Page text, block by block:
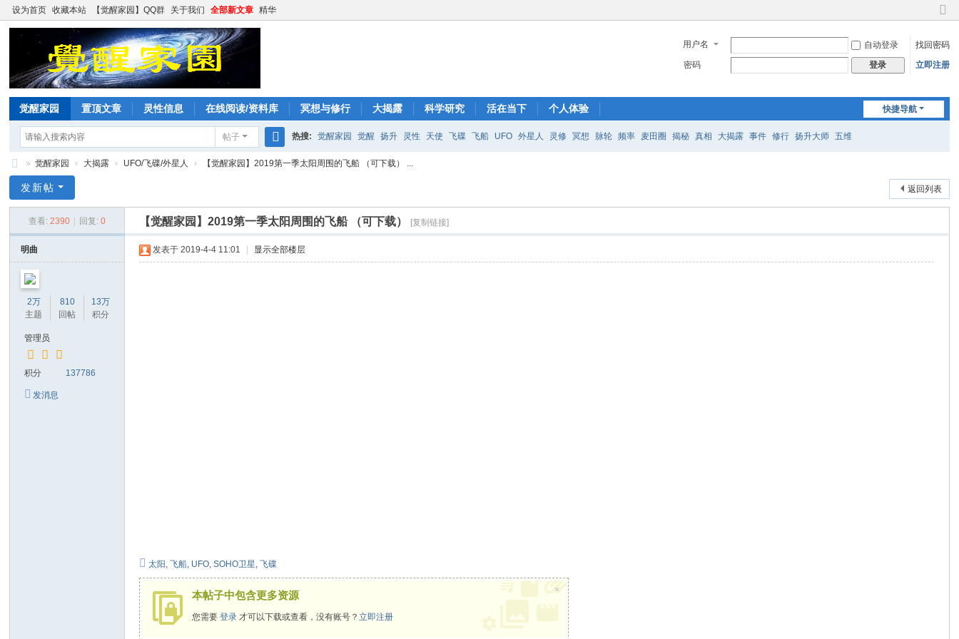
设为首页 收藏本站 【觉醒家园】QQ群 关于我们 全部新文章 精华
切
到
窄
用户名 自动登录
找回密码
密码
登录 立即注册
快捷导航
觉醒家园 置顶文章 灵性信息 在线阅读/资料库 冥想与修行 大揭露 科学研究 活在当下 个人体验
帖子
搜
热搜: 觉醒家园 觉醒 扬升 灵性 天使 飞碟 飞船 UFO 外星人 灵修 冥想 脉轮 频率 麦田圈 揭秘 真相 大揭露 事件 修行 扬升大师 五维
醒
园
» 觉醒家园 › 大揭露 › UFO/飞碟/外星人 › 【觉醒家园】2019第一季太阳周围的飞船 （可下载） ...
返回列表
发新帖
查看: 2390 回复: 0 【觉醒家园】2019第一季太阳周围的飞船 （可下载） [复制链接]
明曲
2万
主题
810
回帖
13万
积分
管理员
积分 137786
发消息
发表于 2019-4-4 11:01 显示全部楼层
太阳 ,飞船, UFO,SOHO卫星,飞碟
本帖子中包含更多资源
您需要登录 才可以下载或查看，没有账号？立即注册
×